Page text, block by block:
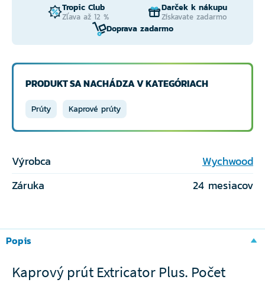
Tropic Club
Zľava až 12 %
Darček k nákupu
Získavate zadarmo
Doprava zadarmo
PRODUKT SA NACHÁDZA V KATEGÓRIACH
Prúty Kaprové prúty
Výrobca
Wychwood
Záruka
24 mesiacov
Popis
Kaprový prút Extricator Plus. Počet